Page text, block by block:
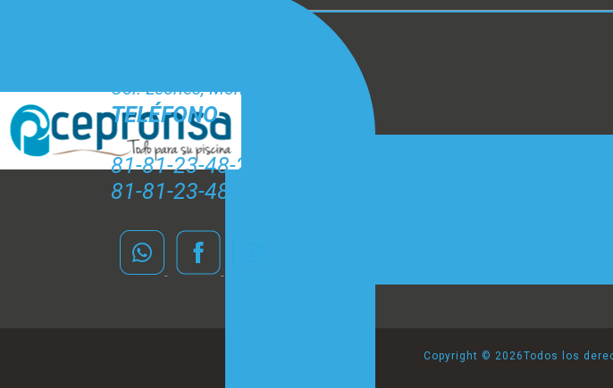
Col. Leones, Monterrey N.L.
TELÉFONO
81-81-23-48-20
81-81-23-48-61 y 62
Copyright © 2026Todos los